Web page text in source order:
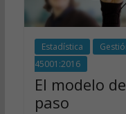
Estadística
45001:2016
El modelo
paso